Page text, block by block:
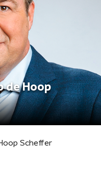
de Hoop
Scheffer